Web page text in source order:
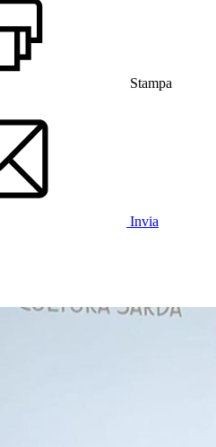
Stampa
Invia